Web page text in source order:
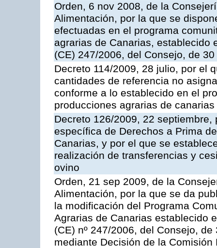
Orden, 6 nov 2008, de la
Alimentación, por la que se
efectuadas en el programa
agrarias de Canarias, establecido
(CE) 247/2006, del Consejo, de
Decreto 114/2009, 28 julio, por el
cantidades de referencia no
conforme a lo establecido en el
producciones agrarias de canarias
Decreto 126/2009, 22
específica de Derechos a Prima
Canarias, y por el que se
realización de transferencias y
ovino
Orden, 21 sep 2009, de la
Alimentación, por la que se da
la modificación del Programa
Agrarias de Canarias establecido
(CE) nº 247/2006, del Consejo,
mediante Decisión de la